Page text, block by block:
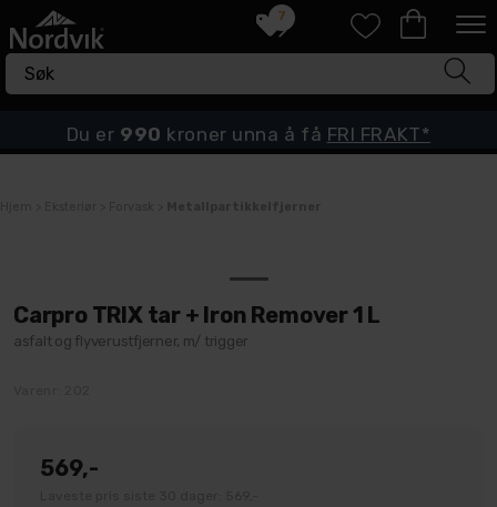
7
Du er 990 kroner unna å få FRI FRAKT*
Carpro TRIX tar + Iron Remover 1 L
asfalt og flyverustfjerner, m/ trigger
569,-